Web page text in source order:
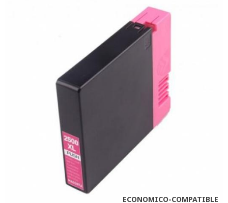
ECONOMICO-COMPATIBLE